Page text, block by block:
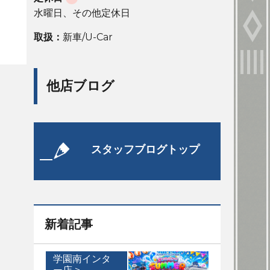
水曜日、その他定休日
取扱： 新車/U-Car
他店ブログ
スタッフブログトップ
新着記事
学園南インタ